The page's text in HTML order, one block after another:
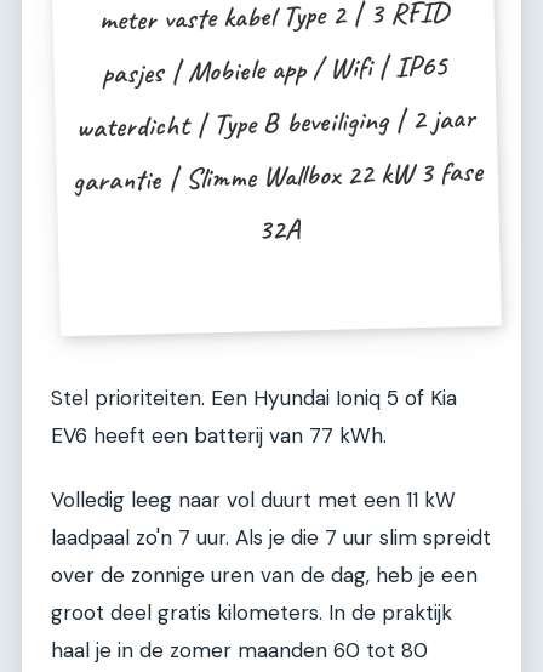
meter vaste kabel Type 2 | 3 RFID
pasjes | Mobiele app / Wifi | IP65
waterdicht | Type B beveiliging | 2 jaar
garantie | Slimme Wallbox 22 kW 3 fase
32A
Stel prioriteiten. Een Hyundai Ioniq 5 of Kia
EV6 heeft een batterij van 77 kWh.
Volledig leeg naar vol duurt met een 11 kW
laadpaal zo'n 7 uur. Als je die 7 uur slim spreidt
over de zonnige uren van de dag, heb je een
groot deel gratis kilometers. In de praktijk
haal je in de zomer maanden 60 tot 80